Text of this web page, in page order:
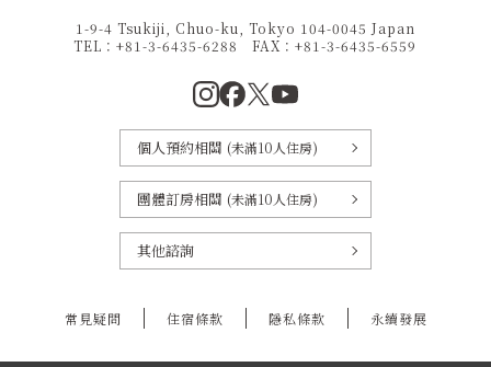
1-9-4 Tsukiji, Chuo-ku, Tokyo 104-0045 Japan
TEL：+81-3-6435-6288
FAX：+81-3-6435-6559
個人預約相關 (未滿10人住房)
團體訂房相關 (未滿10人住房)
其他諮詢
常見疑問 住宿條款 隱私條款 永續發展